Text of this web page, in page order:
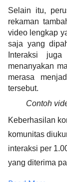
Selain itu,
rekaman
video lengkap
saja yang
Interaksi
menanyakan
merasa
tersebut.
Contoh
Keberhasilan
komunitas
interaksi per
yang diterima